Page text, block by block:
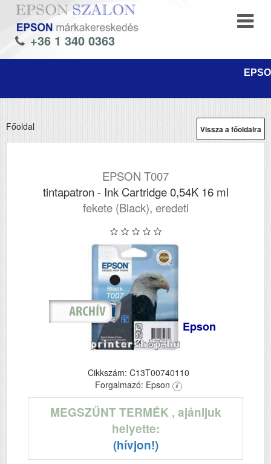
+36 1 340 0363
Vissza a főoldalra
Főoldal
EPSON T007
tintapatron - Ink Cartridge 0,54K 16 ml
fekete (Black), eredeti
Epson
Cikkszám: C13T00740110
Forgalmazó: Epson
MEGSZŰNT TERMÉK , ajánljuk
helyette:
(hívjon!)